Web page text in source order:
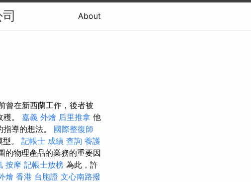
About
曾在新西蘭工作，後者被
。 嘉義 外燴 后里推拿 他
導的想法。 國際整復師
。 記帳士 成績 查詢 養護
的物理產品的業務的重要因
按摩 記帳士放榜 為此，許
燴 香港 台胞證 文心南路撥